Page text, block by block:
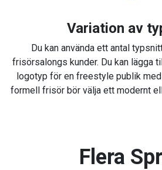
Variation av
Du kan använda ett antal
frisörsalongs kunder. Du kan lägga
logotyp för en freestyle publik
formell frisör bör välja ett modernt
Flera